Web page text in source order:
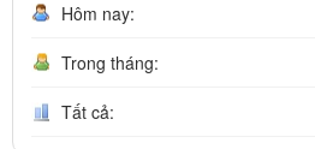
Hôm nay:
Trong tháng:
Tất cả: